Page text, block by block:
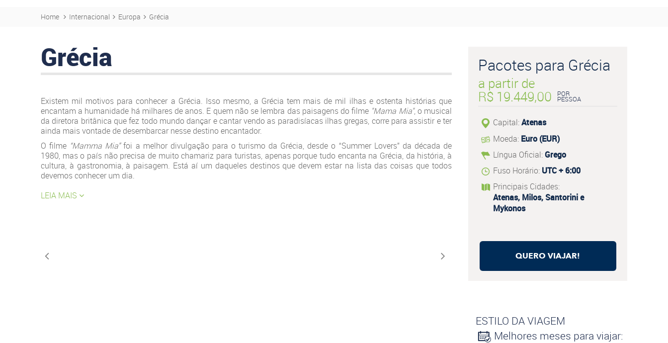
Home Internacional Europa Grécia
Grécia
Existem mil motivos para conhecer a Grécia. Isso mesmo, a Grécia tem mais de mil ilhas e ostenta histórias que
encantam a humanidade há milhares de anos. E quem não se lembra das paisagens do filme "Mama Mia", o musical
da diretora britânica que fez todo mundo dançar e cantar vendo as paradisíacas ilhas gregas, corre para assistir e ter
ainda mais vontade de desembarcar nesse destino encantador.
O filme “Mamma Mia”foi a melhor divulgação para o turismo da Grécia, desde o “Summer Lovers” da década de
1980, mas o país não precisa de muito chamariz para turistas, apenas porque tudo encanta na Grécia, da história, à
cultura, à gastronomia, à paisagem. Está aí um daqueles destinos que devem estar na lista das coisas que todos
devemos conhecer um dia.
LEIA MAIS
Pacotes para Grécia
a partir de
R$ 19.449,00 POR
PESSOA
Capital:Atenas
Moeda: Euro (EUR)
Língua Oficial:Grego
Fuso Horário: UTC + 6:00
Principais Cidades:
Atenas, Milos, Santorini e
Mykonos
QUERO VIAJAR!
ESTILO DA VIAGEM
Melhores meses para viajar: